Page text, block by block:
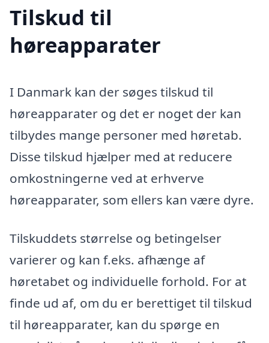
Tilskud til
høreapparater
I Danmark kan der søges tilskud til
høreapparater og det er noget der kan
tilbydes mange personer med høretab.
Disse tilskud hjælper med at reducere
omkostningerne ved at erhverve
høreapparater, som ellers kan være dyre.
Tilskuddets størrelse og betingelser
varierer og kan f.eks. afhænge af
høretabet og individuelle forhold. For at
finde ud af, om du er berettiget til tilskud
til høreapparater, kan du spørge en